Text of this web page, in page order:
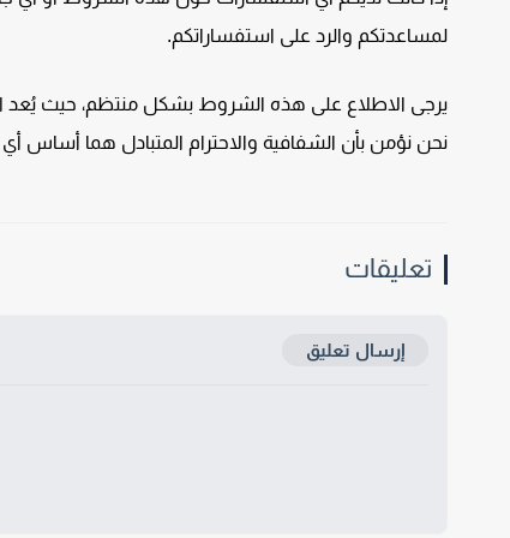
لمساعدتكم والرد على استفساراتكم.
يرجى الاطلاع على هذه الشروط بشكل منتظم، حيث يُعد
نحن نؤمن بأن الشفافية والاحترام المتبادل هما أساس
تعليقات
إرسال تعليق